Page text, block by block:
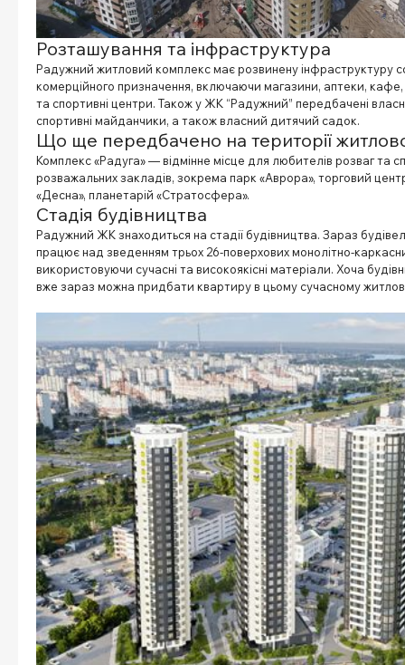
Розташування та інфраструктура
Радужний житловий комплекс має розвинену інфраструктуру
комерційного призначення, включаючи магазини, аптеки, кафе,
та спортивні центри. Також у ЖК “Радужний” передбачені
спортивні майданчики, а також власний дитячий садок.
Що ще передбачено на території
Комплекс «Радуга» — відмінне місце для любителів розваг та
розважальних закладів, зокрема парк «Аврора», торговий
«Десна», планетарій «Стратосфера».
Стадія будівництва
Радужний ЖК знаходиться на стадії будівництва. Зараз
працює над зведенням трьох 26-поверхових монолітно-
використовуючи сучасні та високоякісні матеріали. Хоча
вже зараз можна придбати квартиру в цьому сучасному